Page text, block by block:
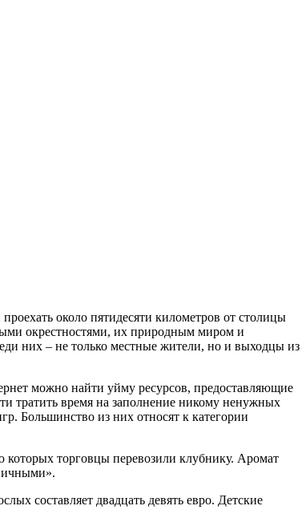
около пятидесяти километров от столицы
окрестностями, их природным миром и
них – не только местные жители, но и выходцы из
можно найти уйму ресурсов, предоставляющие
тратить время на заполнение никому ненужных
Большинство из них относят к категории
которых торговцы перевозили клубнику. Аромат
составляет двадцать девять евро. Детские